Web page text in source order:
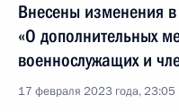
Внесены изменения
«О дополнительных
военнослужащих и
17 февраля 2023 года, 23:05